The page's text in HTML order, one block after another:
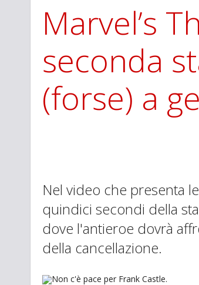
STAR TREK: STRANGE NEW WORLDS
Marvel’s
seconda
(forse) a
Nel video che presenta
quindici secondi della
dove l'antieroe dovrà
della cancellazione.